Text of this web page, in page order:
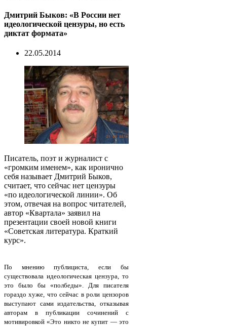
Дмитрий Быков: «В России нет
идеологической цензуры, но есть
диктат формата»
22.05.2014
Писатель, поэт и журналист с
«громким именем», как иронично
себя называет Дмитрий Быков,
считает, что сейчас нет цензуры
«по идеологической линии». Об
этом, отвечая на вопрос читателей,
автор «Квартала» заявил на
презентации своей новой книги
«Советская литература. Краткий
курс».
По мнению публициста, если бы
существовала идеологическая цензура, то
это было бы «полбеды». Для писателя
гораздо хуже, что сейчас в роли цензоров
выступают сами издательства, отказывая
авторам в публикации сочинений с
мотивировкой «Это никто не купит — это